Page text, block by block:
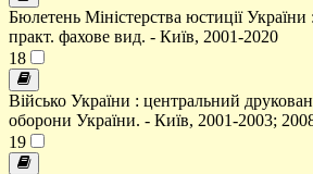
Бюлетень Міністерства юстиції
практ. фахове вид. - Київ, 2001-2020
18
Військо України : центральний
оборони України. - Київ, 2001-2003;
19